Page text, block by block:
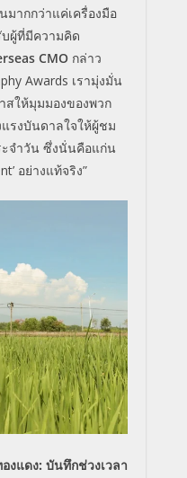
มากกว่าแค่เครื่องมือ
ผู้ที่มีความคิด
CMO กล่าว
Awards เรามุ่งมั่น
สให้มุมมองของพวก
รงบันดาลใจให้ผู้ชม
จำวัน ซึ่งนั่นคือแก่น
อย่างแท้จริง”
งแดง: บันทึกช่วงเวลา